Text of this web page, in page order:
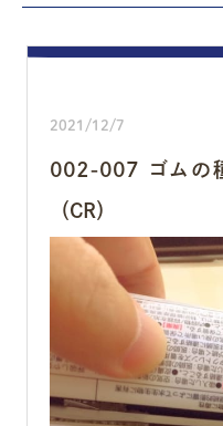
2021/12/7
002-007 ゴムの
（CR）